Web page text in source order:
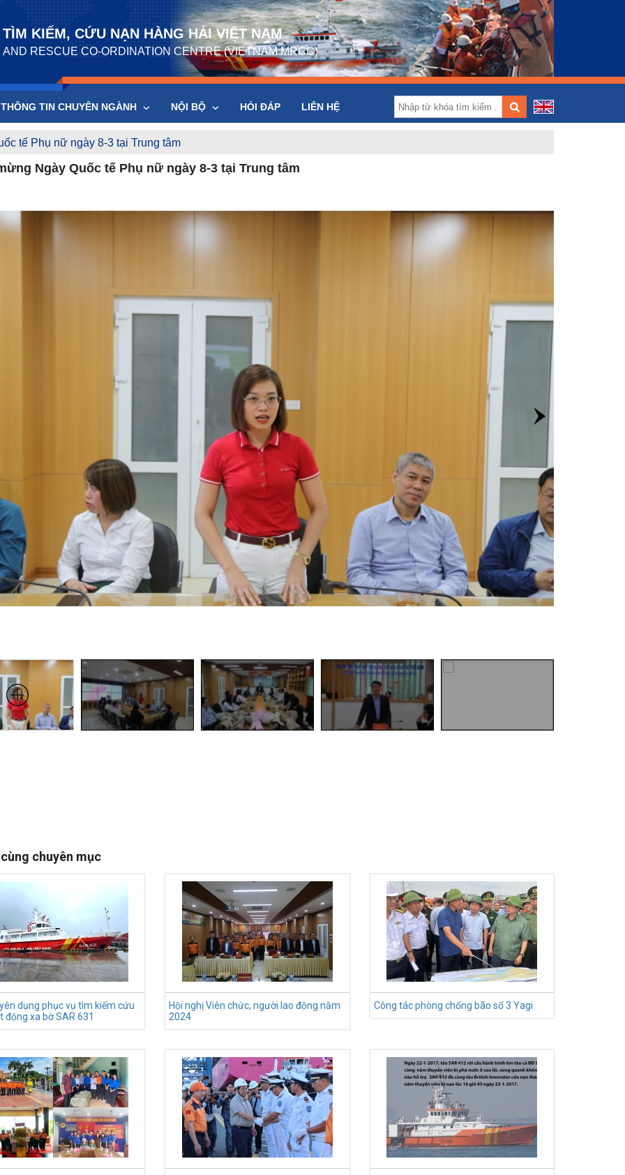
KIẾM, CỨU NẠN HÀNG HẢI VIỆT NAM
RESCUE CO-ORDINATION CENTRE (VIETNAM MRCC)
THÔNG TIN CHUYÊN NGÀNH NỘI BỘ HỎI ĐÁP LIÊN HỆ
tế Phụ nữ ngày 8-3 tại Trung tâm
Ngày Quốc tế Phụ nữ ngày 8-3 tại Trung tâm
chuyên mục
dụng phục vụ tìm kiếm cứu
động xa bờ SAR 631
Hội nghị Viên chức, người lao động năm
2024
Công tác phòng chống bão số 3 Yagi